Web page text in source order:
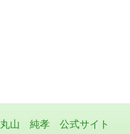
丸山 純孝 公式サイト